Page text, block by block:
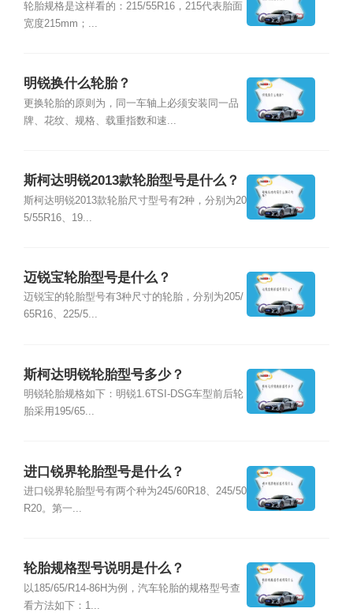
轮胎规格是这样看的：215/55R16，215代表胎面
宽度215mm；...
明锐换什么轮胎？
更换轮胎的原则为，同一车轴上必须安装同一品
牌、花纹、规格、载重指数和速...
斯柯达明锐2013款轮胎型号是什么？
斯柯达明锐2013款轮胎尺寸型号有2种，分别为20
5/55R16、19...
迈锐宝轮胎型号是什么？
迈锐宝的轮胎型号有3种尺寸的轮胎，分别为205/
65R16、225/5...
斯柯达明锐轮胎型号多少？
明锐轮胎规格如下：明锐1.6TSI-DSG车型前后轮
胎采用195/65...
进口锐界轮胎型号是什么？
进口锐界轮胎型号有两个种为245/60R18、245/50
R20。第一...
轮胎规格型号说明是什么？
以185/65/R14-86H为例，汽车轮胎的规格型号查
看方法如下：1...